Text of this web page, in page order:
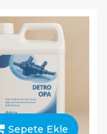
Sepete Ekle